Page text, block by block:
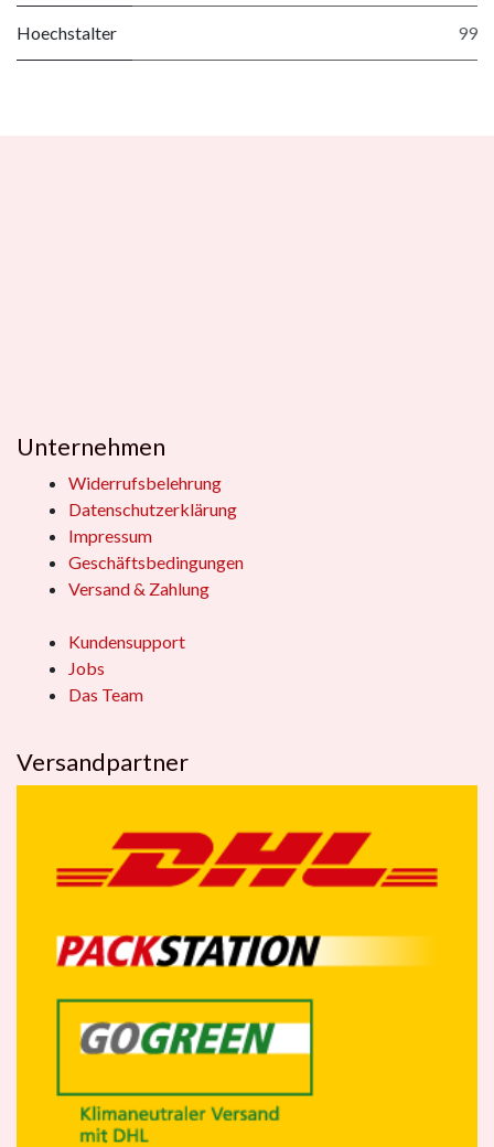
Hoechstalter 99
Unternehmen
Widerrufsbelehrung
Datenschutzerklärung
Impressum
Geschäftsbedingungen
Versand & Zahlung
Kundensupport
Jobs
Das Team
Versandpartner